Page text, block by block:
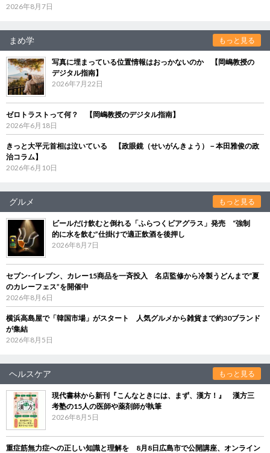
2026年8月7日
まめ学 もっと見る
写真に埋まっている位置情報はおっかないのか 【岡嶋教授の
デジタル指南】
2026年7月22日
ゼロトラストって何？ 【岡嶋教授のデジタル指南】
2026年6月18日
きっと大平元首相は泣いている 【政眼鏡（せいがんきょう）－本田雅俊の政
治コラム】
2026年6月10日
グルメ もっと見る
ビールだけ飲むと倒れる「ふらつくビアグラス」発売 “強制
的に水を飲む”仕掛けで適正飲酒を後押し
2026年8月7日
セブン‐イレブン、カレー15商品を一斉投入 名店監修から冷製うどんまで“夏
のカレーフェス”を開催中
2026年8月6日
横浜高島屋で「韓国市場」がスタート 人気グルメから雑貨まで約30ブランド
が集結
2026年8月5日
ヘルスケア もっと見る
現代書林から新刊『こんなときには、まず、漢方！』 漢方三
考塾の15人の医師や薬剤師が執筆
2026年8月5日
重症筋無力症への正しい知識と理解を 8月8日広島市で公開講座、オンライン